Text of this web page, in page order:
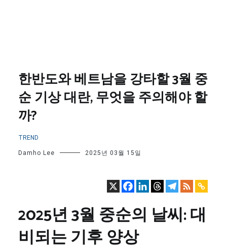
한반도와 베트남을 강타할 3월 중
순 기상 대란, 무엇을 주의해야 할
까?
TREND
Damho Lee 2025년 03월 15일
2025년 3월 중순의 날씨: 대
비되는 기후 양상